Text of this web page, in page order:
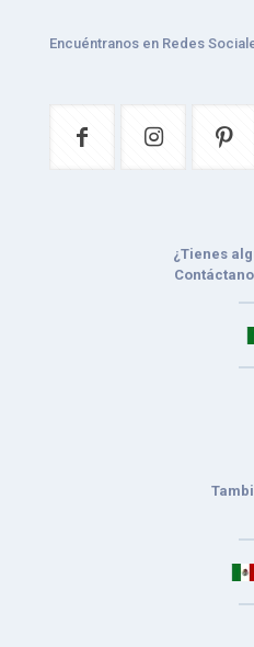
Encuéntranos en Redes
¿Tienes